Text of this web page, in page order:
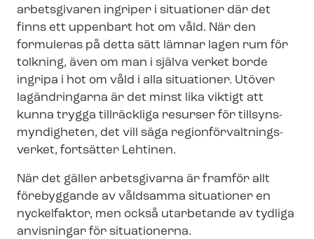
arbetsgivaren ingriper i situationer där det
finns ett uppenbart hot om våld. När den
formuleras på detta sätt lämnar lagen rum för
tolkning, även om man i själva verket borde
ingripa i hot om våld i alla situationer. Utöver
lagändringarna är det minst lika viktigt att
kunna trygga tillräckliga resurser för till­syns­
myn­dig­he­ten, det vill säga re­gi­on­för­valt­nings­
ver­ket, fortsätter Lehtinen.
När det gäller arbetsgivarna är framför allt
förebyggande av våldsamma situationer en
nyckelfaktor, men också utarbetande av tydliga
anvisningar för situationerna.